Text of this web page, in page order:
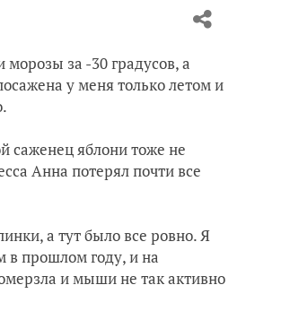
за -30 градусов, а
у меня только летом и
саженец яблони тоже не
Анна потерял почти все
а тут было все ровно. Я
в прошлом году, и на
и мыши не так активно